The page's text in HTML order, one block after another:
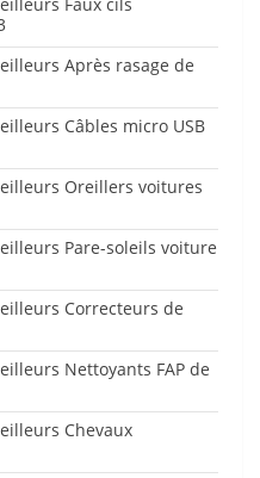
Après rasage de
Câbles micro USB
Oreillers voitures
Pare-soleils voiture
Correcteurs de
Nettoyants FAP de
Chevaux